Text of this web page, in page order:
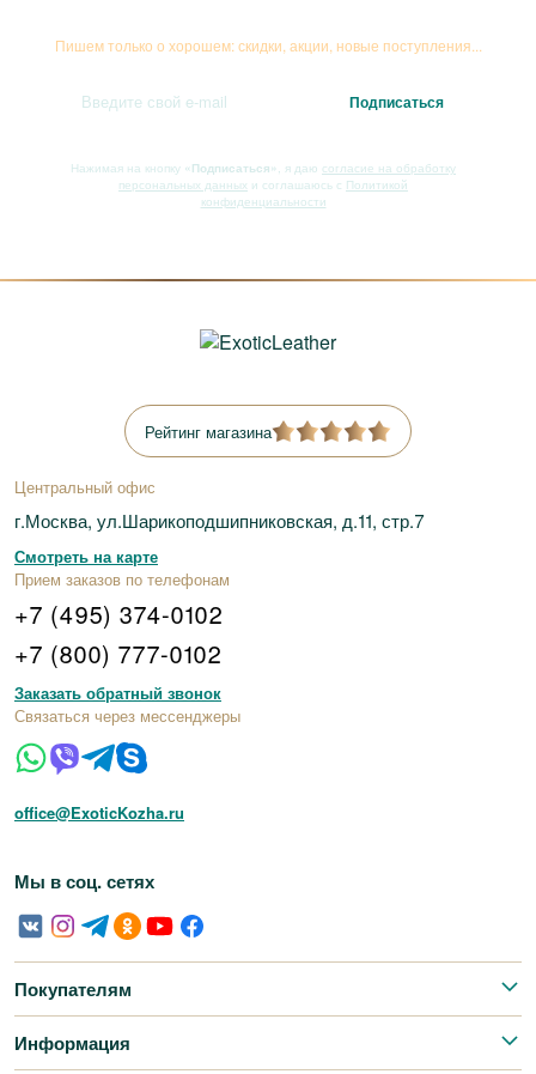
Пишем только о хорошем: скидки, акции, новые поступления...
Нажимая на кнопку «Подписаться» , я даю согласие на обработку
персональных данных и соглашаюсь с Политикой
конфиденциальности
Рейтинг магазина
Центральный офис
г.Москва, ул.Шарикоподшипниковская, д.11, стр.7
Смотреть на карте
Прием заказов по телефонам
+7 (495) 374-0102
+7 (800) 777-0102
Заказать обратный звонок
Связаться через мессенджеры
office@ExoticKozha.ru
Мы в соц. сетях
Покупателям
Информация